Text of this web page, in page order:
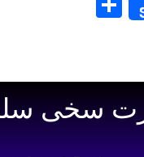
سخی